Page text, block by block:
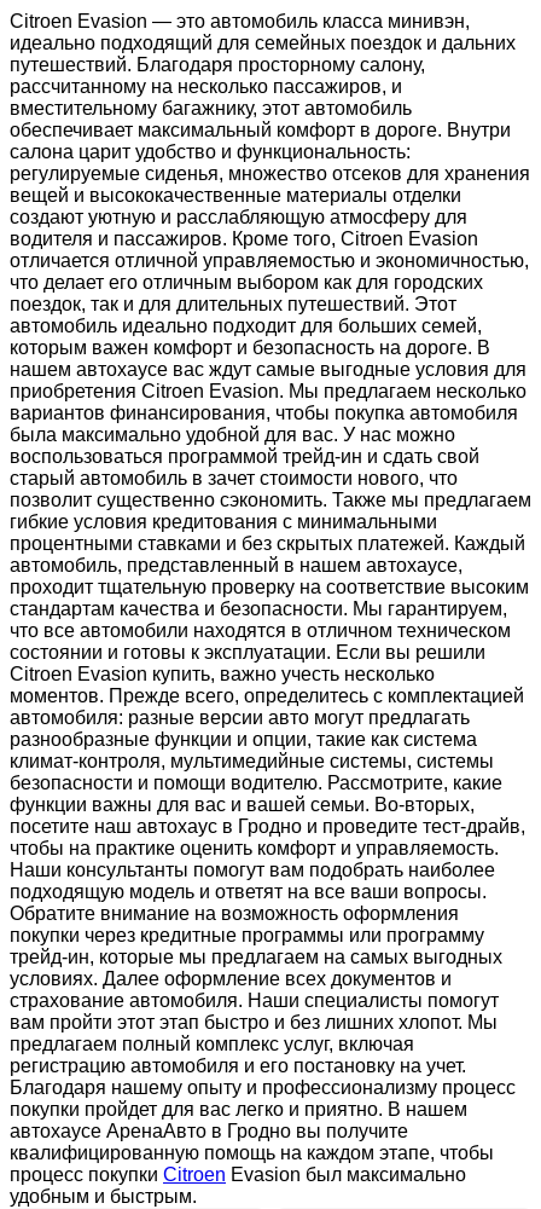
Citroen Evasion — это автомобиль класса минивэн,
идеально подходящий для семейных поездок и дальних
путешествий. Благодаря просторному салону,
рассчитанному на несколько пассажиров, и
вместительному багажнику, этот автомобиль
обеспечивает максимальный комфорт в дороге. Внутри
салона царит удобство и функциональность:
регулируемые сиденья, множество отсеков для хранения
вещей и высококачественные материалы отделки
создают уютную и расслабляющую атмосферу для
водителя и пассажиров. Кроме того, Citroen Evasion
отличается отличной управляемостью и экономичностью,
что делает его отличным выбором как для городских
поездок, так и для длительных путешествий. Этот
автомобиль идеально подходит для больших семей,
которым важен комфорт и безопасность на дороге. В
нашем автохаусе вас ждут самые выгодные условия для
приобретения Citroen Evasion. Мы предлагаем несколько
вариантов финансирования, чтобы покупка автомобиля
была максимально удобной для вас. У нас можно
воспользоваться программой трейд-ин и сдать свой
старый автомобиль в зачет стоимости нового, что
позволит существенно сэкономить. Также мы предлагаем
гибкие условия кредитования с минимальными
процентными ставками и без скрытых платежей. Каждый
автомобиль, представленный в нашем автохаусе,
проходит тщательную проверку на соответствие высоким
стандартам качества и безопасности. Мы гарантируем,
что все автомобили находятся в отличном техническом
состоянии и готовы к эксплуатации. Если вы решили
Citroen Evasion купить, важно учесть несколько
моментов. Прежде всего, определитесь с комплектацией
автомобиля: разные версии авто могут предлагать
разнообразные функции и опции, такие как система
климат-контроля, мультимедийные системы, системы
безопасности и помощи водителю. Рассмотрите, какие
функции важны для вас и вашей семьи. Во-вторых,
посетите наш автохаус в Гродно и проведите тест-драйв,
чтобы на практике оценить комфорт и управляемость.
Наши консультанты помогут вам подобрать наиболее
подходящую модель и ответят на все ваши вопросы.
Обратите внимание на возможность оформления
покупки через кредитные программы или программу
трейд-ин, которые мы предлагаем на самых выгодных
условиях. Далее оформление всех документов и
страхование автомобиля. Наши специалисты помогут
вам пройти этот этап быстро и без лишних хлопот. Мы
предлагаем полный комплекс услуг, включая
регистрацию автомобиля и его постановку на учет.
Благодаря нашему опыту и профессионализму процесс
покупки пройдет для вас легко и приятно. В нашем
автохаусе АренаАвто в Гродно вы получите
квалифицированную помощь на каждом этапе, чтобы
процесс покупки Citroen Evasion был максимально
удобным и быстрым.